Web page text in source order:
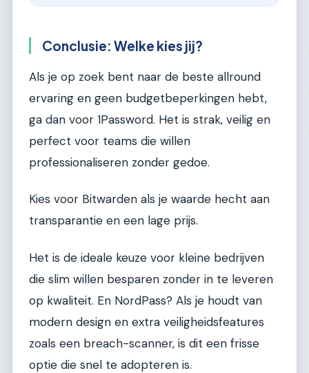
Conclusie: Welke kies jij?
Als je op zoek bent naar de beste allround
ervaring en geen budgetbeperkingen hebt,
ga dan voor 1Password. Het is strak, veilig en
perfect voor teams die willen
professionaliseren zonder gedoe.
Kies voor Bitwarden als je waarde hecht aan
transparantie en een lage prijs.
Het is de ideale keuze voor kleine bedrijven
die slim willen besparen zonder in te leveren
op kwaliteit. En NordPass? Als je houdt van
modern design en extra veiligheidsfeatures
zoals een breach-scanner, is dit een frisse
optie die snel te adopteren is.